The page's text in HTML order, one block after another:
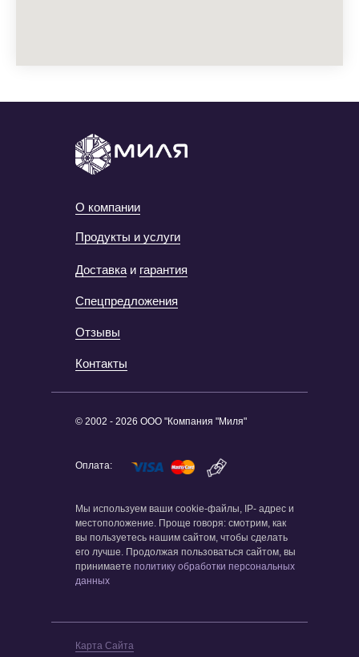
О компании
Доставка и гарантия
Спецпредложения
Отзывы
Контакты
© 2002 - 2026 ООО "Компания "Миля"
Оплата:
Продукты и услуги
Карта Сайта
Мы используем ваши cookie-файлы, IP- адрес и
местоположение. Проще говоря: смотрим, как
вы пользуетесь нашим сайтом, чтобы сделать
его лучше. Продолжая пользоваться сайтом, вы
принимаете политику обработки персональных
данных